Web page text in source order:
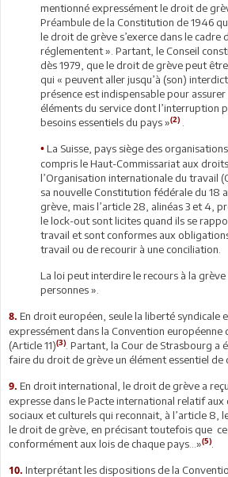
mentionné expressément le droit de
Préambule de la Constitution de 1946
le droit de grève s’exerce dans le cadre
réglementent ». Partant, le Conseil
dès 1979, que le droit de grève peut
qui « peuvent aller jusqu’à (son)
présence est indispensable pour
éléments du service dont l’interruption
besoins essentiels du pays »(2)
• La Suisse, pays siège des
compris le Haut-Commissariat aux
l’Organisation internationale du travail
sa nouvelle Constitution fédérale du 18
grève, mais l’article 28, alinéas 3 et 4,
le lock-out sont licites quand ils se
travail et sont conformes aux
travail ou de recourir à une conciliation.
La loi peut interdire le recours à la
personnes ».
8. En droit européen, seule la liberté syndicale
expressément dans la Convention européenne
(Article 11)(3) . Partant, la Cour de Strasbourg a
faire du droit de grève un élément essentiel de
9. En droit international, le droit de grève a
expresse dans le Pacte international relatif aux
sociaux et culturels qui reconnait, à l’article 8,
le droit de grève, en précisant toutefois que
conformément aux lois de chaque pays…»(5)
10. Interprétant les dispositions de la